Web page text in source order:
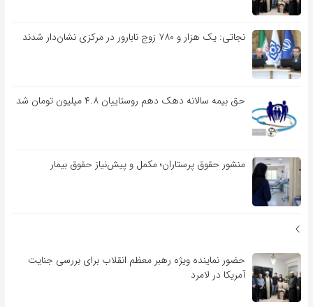
نجاتی: یک هزار و ۷۸۰ زوج نابارور در مرکزی نشان‌دار شدند
حق بیمه سالانه دهک دهم روستاییان ۴.۸ میلیون تومان شد
منشور حقوق پرستاران؛ مکمل و پیش‌نیاز حقوق بیمار
حضور نماینده ویژه رهبر معظم انقلاب برای بررسی جنایت
آمریکا در لامرد